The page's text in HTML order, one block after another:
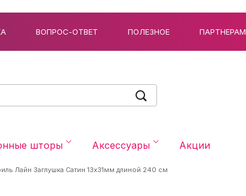
ВОПРОС-ОТВЕТ ПОЛЕЗНОЕ ПАРТНЕРАМ
шторы Аксессуары Акции
Лайн Заглушка Сатин 13x31мм длиной 240 см